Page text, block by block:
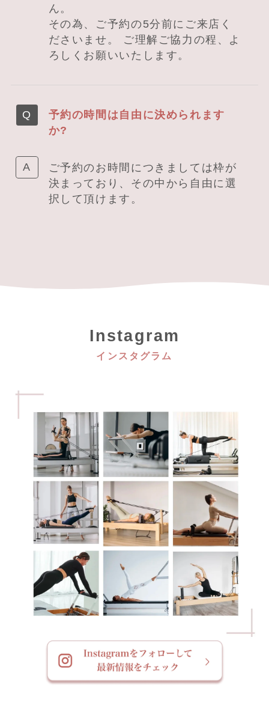
ん。
その為、ご予約の5分前にご来店く
ださいませ。 ご理解ご協力の程、よ
ろしくお願いいたします。
予約の時間は自由に決められます
か?
ご予約のお時間につきましては枠が
決まっており、その中から自由に選
択して頂けます。
Instagram
インスタグラム